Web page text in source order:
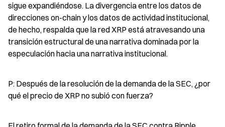
sigue expandiéndose. La divergencia entre los datos de
direcciones on-chain y los datos de actividad institucional,
de hecho, respalda que la red XRP está atravesando una
transición estructural de una narrativa dominada por la
especulación hacia una narrativa institucional.
P: Después de la resolución de la demanda de la SEC, ¿por
qué el precio de XRP no subió con fuerza?